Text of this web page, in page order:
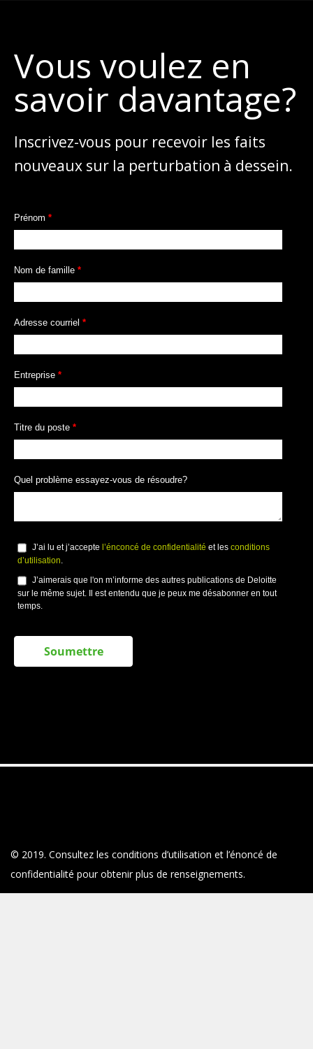
Vous voulez en
savoir davantage?
Inscrivez-vous pour recevoir les faits
nouveaux sur la perturbation à dessein.
© 2019. Consultez les conditions d’utilisation et l’énoncé de
confidentialité pour obtenir plus de renseignements.